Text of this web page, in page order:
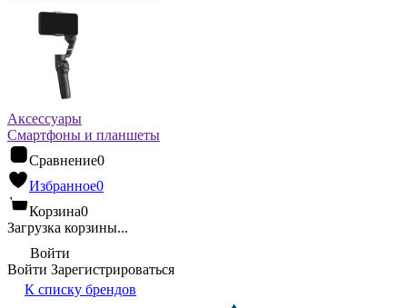
Аксессуары
Смартфоны и планшеты
Сравнение0
Избранное0
Корзина0
Загрузка корзины...
Войти
Войти Зарегистрироваться
К списку брендов